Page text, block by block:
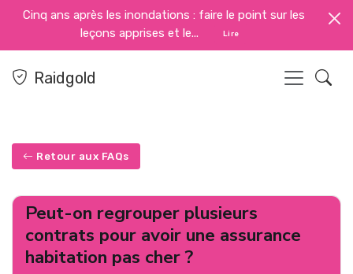
Cinq ans après les inondations : faire le point sur les
leçons apprises et le...
Lire
Raidgold
Retour aux FAQs
Peut-on regrouper plusieurs
contrats pour avoir une assurance
habitation pas cher ?